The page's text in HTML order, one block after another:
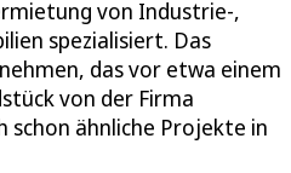
von Industrie-,
spezialisiert. Das
das vor etwa einem
von der Firma
schon ähnliche Projekte in